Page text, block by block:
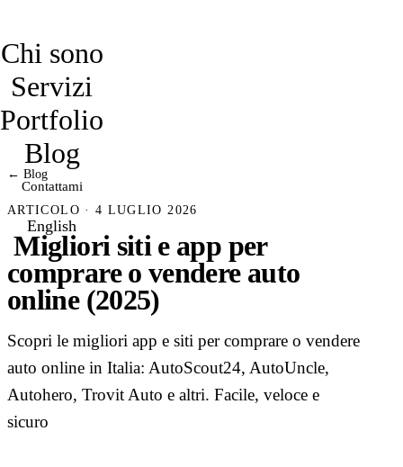
Chi sono
Servizi
Portfolio
Blog
Contattami
English
← Blog
ARTICOLO · 4 LUGLIO 2026
​ Migliori siti e app per
comprare o vendere auto
online (2025)
Scopri le migliori app e siti per comprare o vendere
auto online in Italia: AutoScout24, AutoUncle,
Autohero, Trovit Auto e altri. Facile, veloce e
sicuro